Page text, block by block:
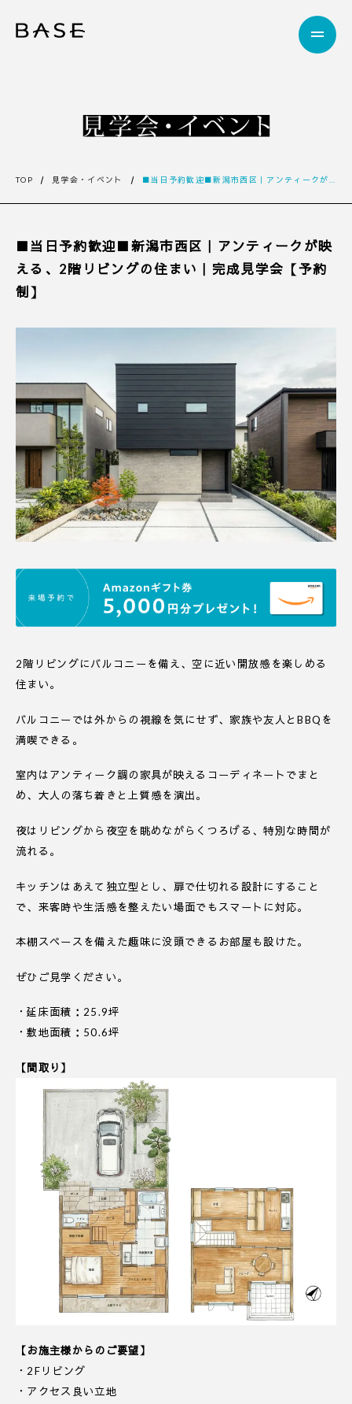
TOP 見学会・イベント
■当日予約歓迎■新潟市西区｜アンティークが映
える、2階リビングの住まい｜完成見学会【予約
制】
2階リビングにバルコニーを備え、空に近い開放感を楽しめる
住まい。
バルコニーでは外からの視線を気にせず、家族や友人とBBQを
満喫できる。
室内はアンティーク調の家具が映えるコーディネートでまと
め、大人の落ち着きと上質感を演出。
夜はリビングから夜空を眺めながらくつろげる、特別な時間が
流れる。
キッチンはあえて独立型とし、扉で仕切れる設計にすること
で、来客時や生活感を整えたい場面でもスマートに対応。
本棚スペースを備えた趣味に没頭できるお部屋も設けた。
ぜひご見学ください。
・延床面積：25.9坪
・敷地面積：50.6坪
【間取り】
【お施主様からのご要望】
・2Fリビング
・アクセス良い立地